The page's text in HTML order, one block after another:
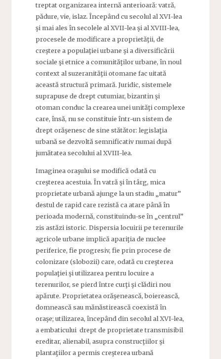
treptat organizarea internă anterioară: vatră,
pădure, vie, islaz. Începând cu secolul al XVI-lea
şi mai ales în secolele al XVII-lea şi al XVIII-lea,
procesele de modificare a proprietăţii, de
creştere a populaţiei urbane şi a diversificării
sociale şi etnice a comunităţilor urbane, în noul
context al suzeranităţii otomane fac uitată
această structură primară. Juridic, sistemele
suprapuse de drept cutumiar, bizantin şi
otoman conduc la crearea unei unităţi complexe
care, însă, nu se constituie într-un sistem de
drept orăşenesc de sine stătător: legislaţia
urbană se dezvoltă semnificativ numai după
jumătatea secolului al XVIII-lea.
Imaginea oraşului se modifică odată cu
creşterea acestuia. În vatră şi în târg, mica
proprietate urbană ajunge la un stadiu „matur”
destul de rapid care rezistă ca atare până în
perioada modernă, constituindu-se în „centrul”
zis astăzi istoric. Dispersia locuirii pe terenurile
agricole urbane implică apariţia de nuclee
periferice, fie progresiv, fie prin procese de
colonizare (slobozii) care, odată cu creşterea
populaţiei şi utilizarea pentru locuire a
terenurilor, se pierd între curţi şi clădiri nou
apărute. Proprietatea orăşenească, boierească,
domnească sau mănăstirească coexistă în
oraşe; utilizarea, începând din secolul al XVI-lea,
a embaticului drept de proprietate transmisibil
ereditar, alienabil, asupra construcţiilor şi
plantaţiilor a permis creşterea urbană